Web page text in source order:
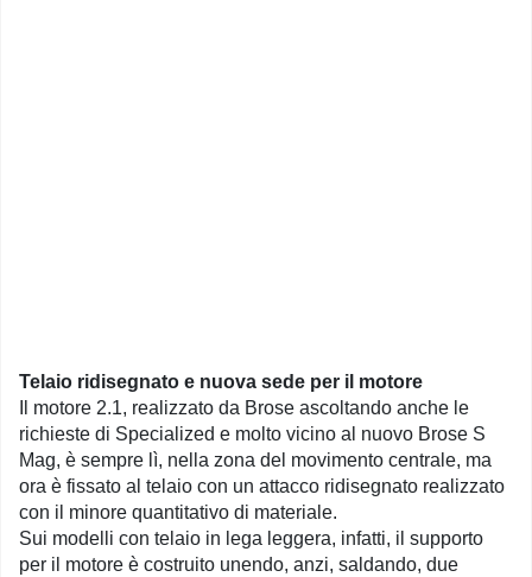
Telaio ridisegnato e nuova sede per il motore
Il motore 2.1, realizzato da Brose ascoltando anche le
richieste di Specialized e molto vicino al nuovo Brose S
Mag, è sempre lì, nella zona del movimento centrale, ma
ora è fissato al telaio con un attacco ridisegnato realizzato
con il minore quantitativo di materiale.
Sui modelli con telaio in lega leggera, infatti, il supporto
per il motore è costruito unendo, anzi, saldando, due